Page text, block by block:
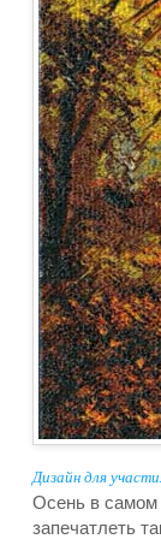
Дизайн для
Осень в самом
запечатлеть